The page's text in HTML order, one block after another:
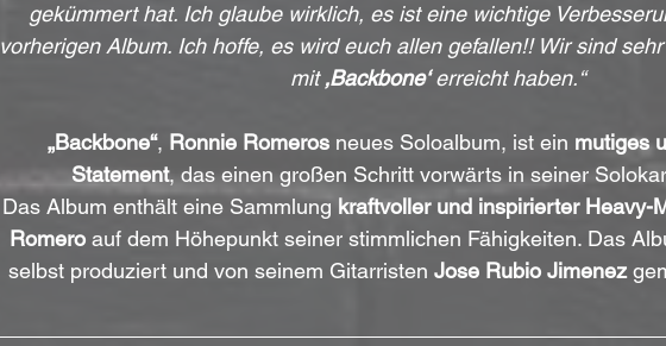
gekümmert hat. Ich glaube wirklich, es ist eine wichtige
vorherigen Album. Ich hoffe, es wird euch allen gefallen!! Wir sind
mit ‚Backbone‘ erreicht haben.“
„Backbone“, Ronnie Romeros neues Soloalbum, ist ein mutiges
Statement, das einen großen Schritt vorwärts in seiner
Das Album enthält eine Sammlung kraftvoller und inspirierter Heavy-
Romero auf dem Höhepunkt seiner stimmlichen Fähigkeiten. Das
selbst produziert und von seinem Gitarristen Jose Rubio Jimenez